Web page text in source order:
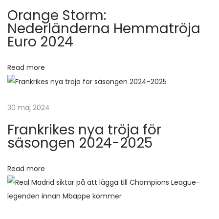
s
n
a
v
i
e
tr
p
å
t
t
a
n
e
o
c
h
N
Orange Storm:
Nederländerna Hemmatröja
Euro 2024
Read more
30 maj 2024
Frankrikes nya tröja för
säsongen 2024-2025
Read more